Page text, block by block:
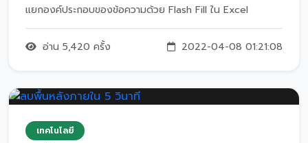
แยกองค์ประกอบของข้อความด้วย Flash Fill ใน Excel
อ่าน 5,420 ครั้ง 2022-04-08 01:21:08
เทคโนโลยี